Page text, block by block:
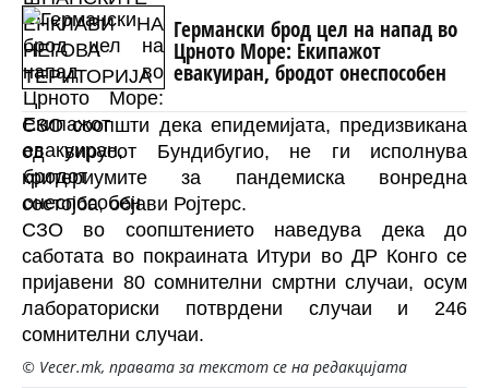
Германски брод цел на напад во
Црното Море: Екипажот
евакуиран, бродот онеспособен
СЗО соопшти дека епидемијата, предизвикана
од вирусот Бундибугио, не ги исполнува
критериумите за пандемиска вонредна
состојба, објави Ројтерс.
СЗО во соопштението наведува дека до
саботата во покраината Итури во ДР Конго се
пријавени 80 сомнителни смртни случаи, осум
лабораториски потврдени случаи и 246
сомнителни случаи.
© Vecer.mk, правата за текстот се на редакцијата